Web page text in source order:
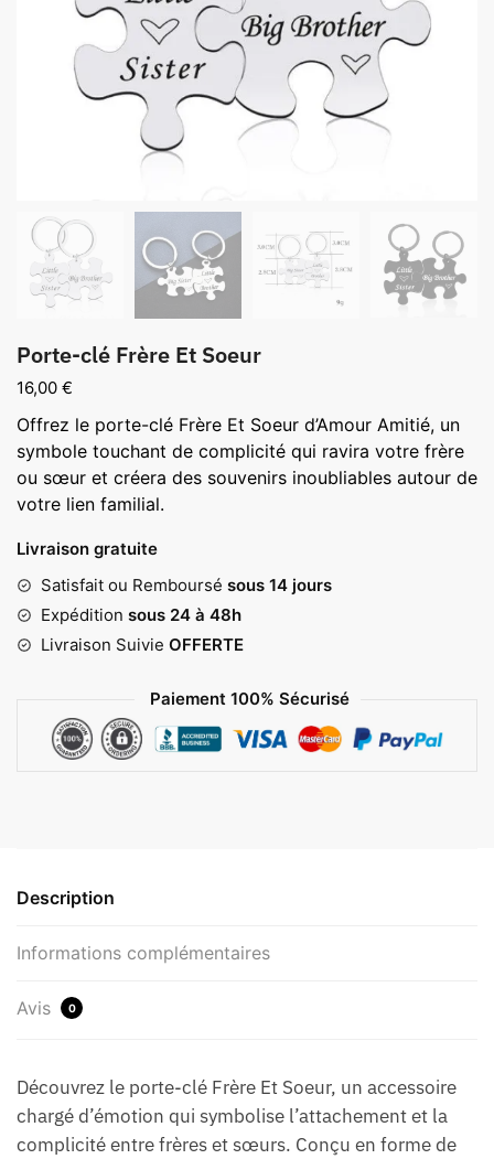
Porte-clé Frère Et Soeur
16,00 €
Offrez le porte-clé Frère Et Soeur d’Amour Amitié, un
symbole touchant de complicité qui ravira votre frère
ou sœur et créera des souvenirs inoubliables autour de
votre lien familial.
Livraison gratuite
Satisfait ou Remboursé sous 14 jours
Expédition sous 24 à 48h
Livraison Suivie OFFERTE
Paiement 100% Sécurisé
Description
Informations complémentaires
Avis 0
Découvrez le porte-clé Frère Et Soeur, un accessoire
chargé d’émotion qui symbolise l’attachement et la
complicité entre frères et sœurs. Conçu en forme de